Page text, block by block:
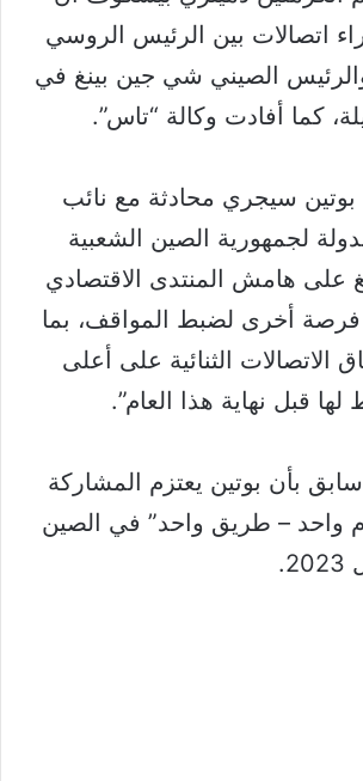
اتصالات بين الرئيس الروسي
والرئيس الصيني شي جين بينغ في
كما أفادت وكالة “تاس”.
بوتين سيجري محادثة مع نائب
لجمهورية الصين الشعبية
على هامش المنتدى الاقتصادي
فرصة أخرى لضبط المواقف، بما
الثنائية على أعلى
قبل نهاية هذا العام”.
بأن بوتين يعتزم المشاركة
واحد – طريق واحد” في الصين